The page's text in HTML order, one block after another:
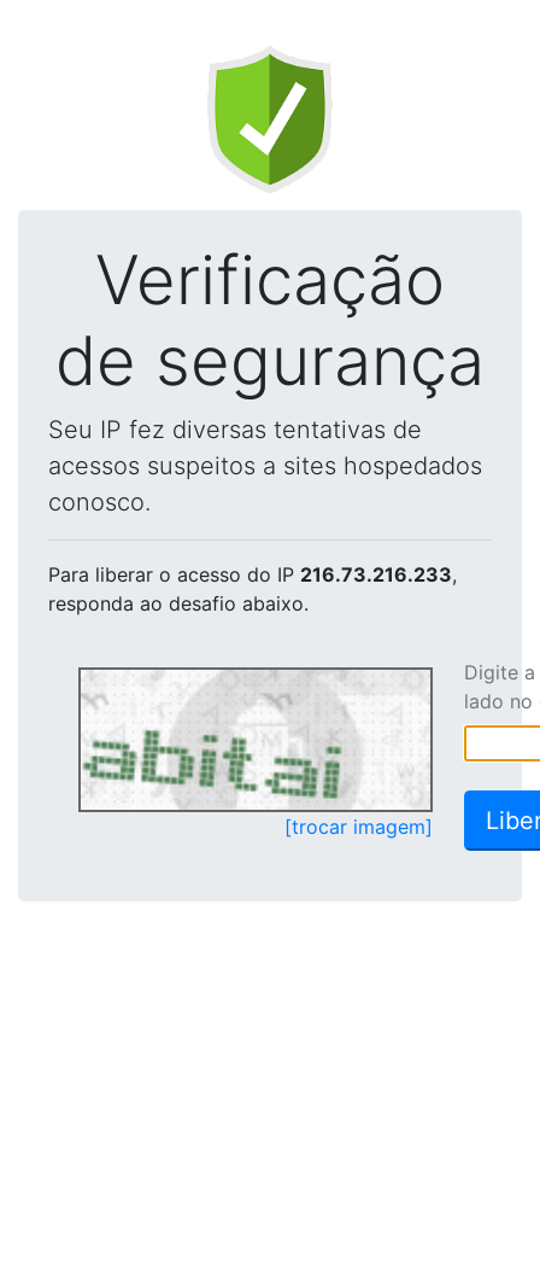
Verificação
de segurança
Seu IP fez diversas tentativas de
acessos suspeitos a sites hospedados
conosco.
Para liberar o acesso do IP 216.73.216.233,
responda ao desafio abaixo.
[trocar imagem]
Digite
lado no